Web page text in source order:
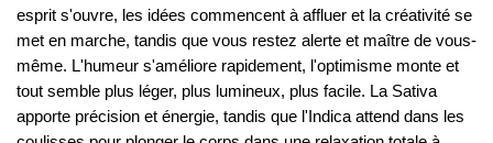
esprit s'ouvre, les idées commencent à affluer et la créativité se
met en marche, tandis que vous restez alerte et maître de vous-
même. L'humeur s'améliore rapidement, l'optimisme monte et
tout semble plus léger, plus lumineux, plus facile. La Sativa
apporte précision et énergie, tandis que l'Indica attend dans les